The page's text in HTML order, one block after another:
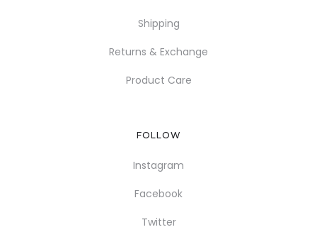
Shipping
Returns & Exchange
Product Care
FOLLOW
Instagram
Facebook
Twitter